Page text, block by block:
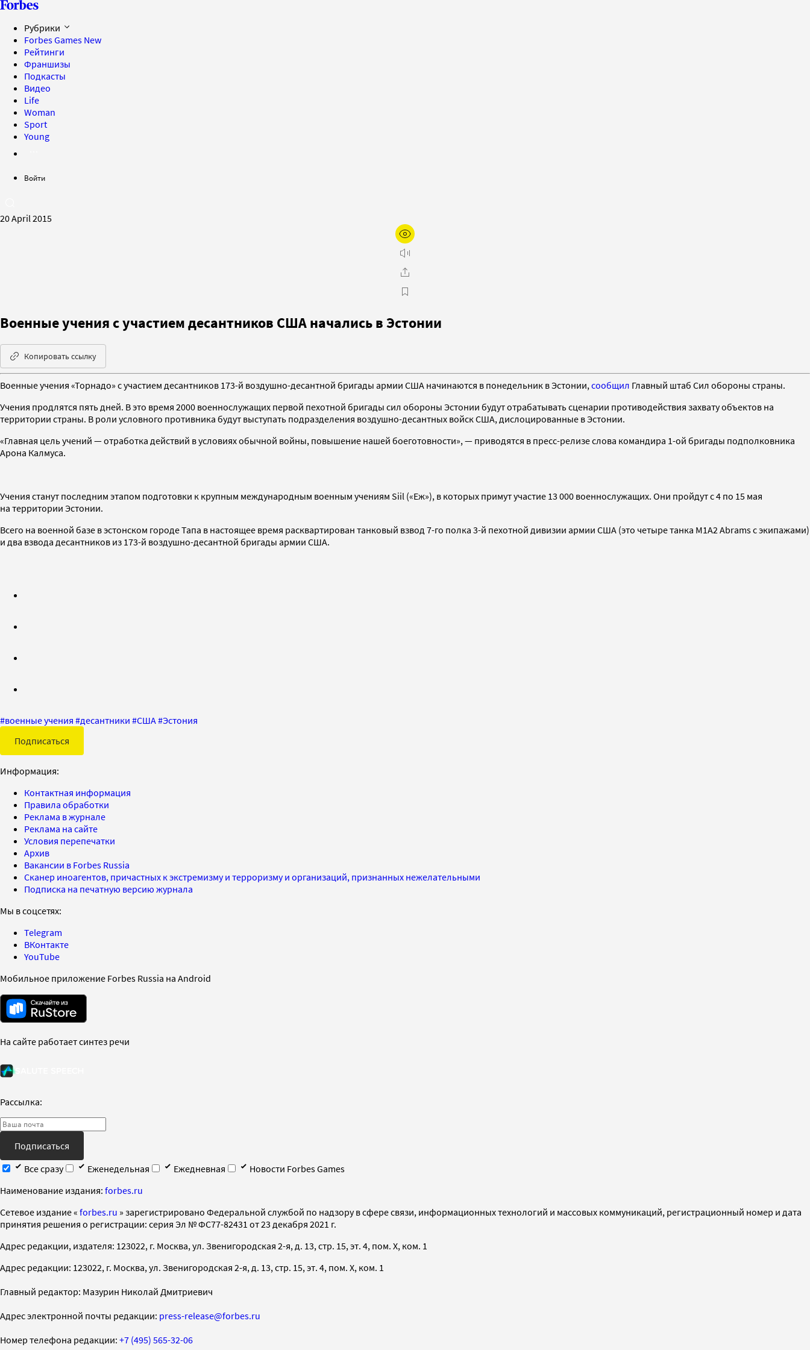
Рубрики
Forbes Games New
Рейтинги
Франшизы
Подкасты
Видео
Life
Woman
Sport
Young
Войти
20 April 2015
Военные учения с участием десантников США начались в Эстонии
Копировать ссылку
Военные учения «Торнадо» с участием десантников 173-й воздушно-десантной бригады армии США начинаются в понедельник в Эстонии, сообщил Главный штаб Сил обороны страны.
Учения продлятся пять дней. В это время 2000 военнослужащих первой пехотной бригады сил обороны Эстонии будут отрабатывать сценарии противодействия захвату объектов на
территории страны. В роли условного противника будут выступать подразделения воздушно-десантных войск США, дислоцированные в Эстонии.
«Главная цель учений — отработка действий в условиях обычной войны, повышение нашей боеготовности», — приводятся в пресс-релизе слова командира 1-ой бригады подполковника
Арона Калмуса.
Учения станут последним этапом подготовки к крупным международным военным учениям Siil («Еж»), в которых примут участие 13 000 военнослужащих. Они пройдут с 4 по 15 мая
на территории Эстонии.
Всего на военной базе в эстонском городе Тапа в настоящее время расквартирован танковый взвод 7-го полка 3-й пехотной дивизии армии США (это четыре танка M1A2 Abrams с экипажами)
и два взвода десантников из 173-й воздушно-десантной бригады армии США.
#военные учения #десантники #США#Эстония
Подписаться
Информация:
Контактная информация
Правила обработки
Реклама в журнале
Реклама на сайте
Условия перепечатки
Архив
Вакансии в Forbes Russia
Сканер иноагентов, причастных к экстремизму и терроризму и организаций, признанных нежелательными
Подписка на печатную версию журнала
Мы в соцсетях:
Telegram
ВКонтакте
YouTube
Мобильное приложение Forbes Russia на Android
На сайте работает синтез речи
Рассылка:
Подписаться
Все сразу
Еженедельная Ежедневная
Новости Forbes Games
Наименование издания: forbes.ru
Cетевое издание « forbes.ru » зарегистрировано Федеральной службой по надзору в сфере связи, информационных технологий и массовых коммуникаций, регистрационный номер и дата
принятия решения о регистрации: серия Эл № ФС77-82431 от 23 декабря 2021 г.
Адрес редакции, издателя: 123022, г. Москва, ул. Звенигородская 2-я, д. 13, стр. 15, эт. 4, пом. X, ком. 1
Адрес редакции: 123022, г. Москва, ул. Звенигородская 2-я, д. 13, стр. 15, эт. 4, пом. X, ком. 1
Главный редактор: Мазурин Николай Дмитриевич
Адрес электронной почты редакции: press-release@forbes.ru
Номер телефона редакции: +7 (495) 565-32-06